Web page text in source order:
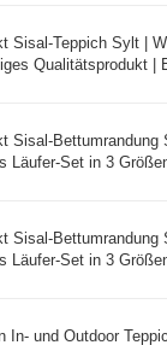
Sisal-Teppich Sylt |
Qualitätsprodukt |
Sisal-
Läufer-Set in 3
Sisal-
Läufer-Set in 3
In- und Outdoor